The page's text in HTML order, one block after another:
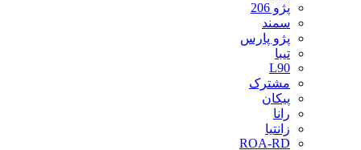
پژو 206
سمند
پژو پارس
تیبا
L90
مشترک
پیکان
رانا
زانتیا
ROA-RD